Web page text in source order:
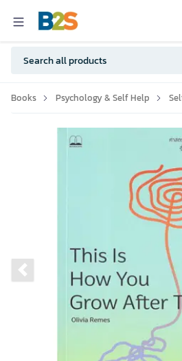
Books Psychology & Self Help
Previous slide